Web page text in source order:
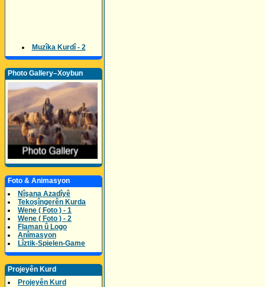
Muzîka Kurdî - 2
Photo Gallery–Xoybun
Foto & Animasyon
Nîşana Azadîyê
Tekoşîngerên Kurda
Wene ( Foto ) - 1
Wene ( Foto ) - 2
Flaman û Logo
Anîmasyon
Lîztik-Spielen-Game
Projeyên Kurd
Projeyên Kurd